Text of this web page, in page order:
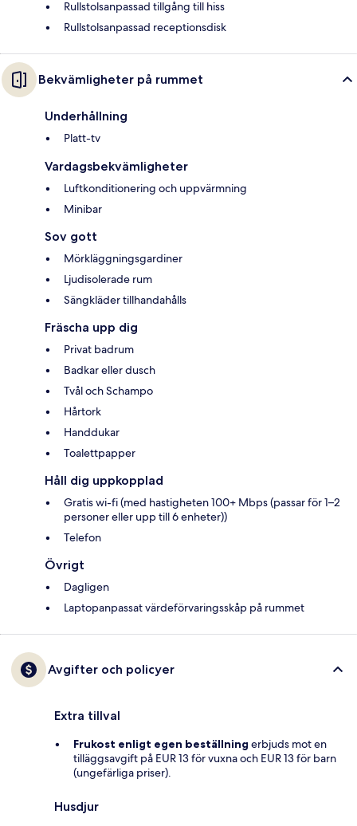
Rullstolsanpassad tillgång till hiss
Rullstolsanpassad receptionsdisk
Bekvämligheter på rummet
Underhållning
Platt-tv
Vardagsbekvämligheter
Luftkonditionering och uppvärmning
Minibar
Sov gott
Mörkläggningsgardiner
Ljudisolerade rum
Sängkläder tillhandahålls
Fräscha upp dig
Privat badrum
Badkar eller dusch
Tvål och Schampo
Hårtork
Handdukar
Toalettpapper
Håll dig uppkopplad
Gratis wi-fi (med hastigheten 100+ Mbps (passar för 1–2
personer eller upp till 6 enheter))
Telefon
Övrigt
Dagligen
Laptopanpassat värdeförvaringsskåp på rummet
Avgifter och policyer
Extra tillval
Frukost enligt egen beställning erbjuds mot en
tilläggsavgift på EUR 13 för vuxna och EUR 13 för barn
(ungefärliga priser).
Husdjur